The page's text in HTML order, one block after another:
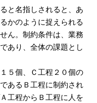
と名指しされると、あ
かのように捉えられる
ん。制約条件は、業務
あり、全体の課題とし
５個、Ｃ工程２０個の
あるＢ工程に制約され
工程からＢ工程に人を